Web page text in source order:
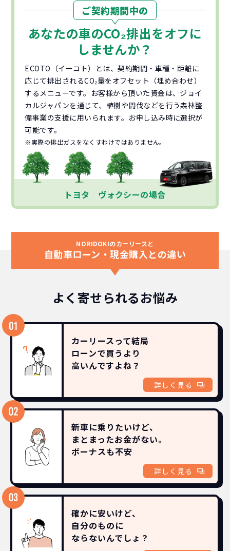
ご契約期間中の
あなたの車のCO₂排出をオフに
しませんか？
ECOTO（イーコト）とは、契約期間・車種・距離に
応じて排出されるCO₂量をオフセット（埋め合わせ）
するメニューです。お客様から頂いた資金は、ジョイ
カルジャパンを通じて、植樹や間伐などを行う森林整
備事業の支援に用いられます。お申し込み時に選択が
可能です。
※実際の排出ガスをなくすわけではありません。
トヨタ ヴォクシーの場合
NORIDOKIのカーリースと
自動車ローン・現金購入との違い
よく寄せられるお悩み
カーリースって結局
ローンで買うより
高いんですよね？
詳しく見る
新車に乗りたいけど、
まとまったお金がない。
ボーナスも不安
詳しく見る
確かに安いけど、
自分のものに
ならないんでしょ？